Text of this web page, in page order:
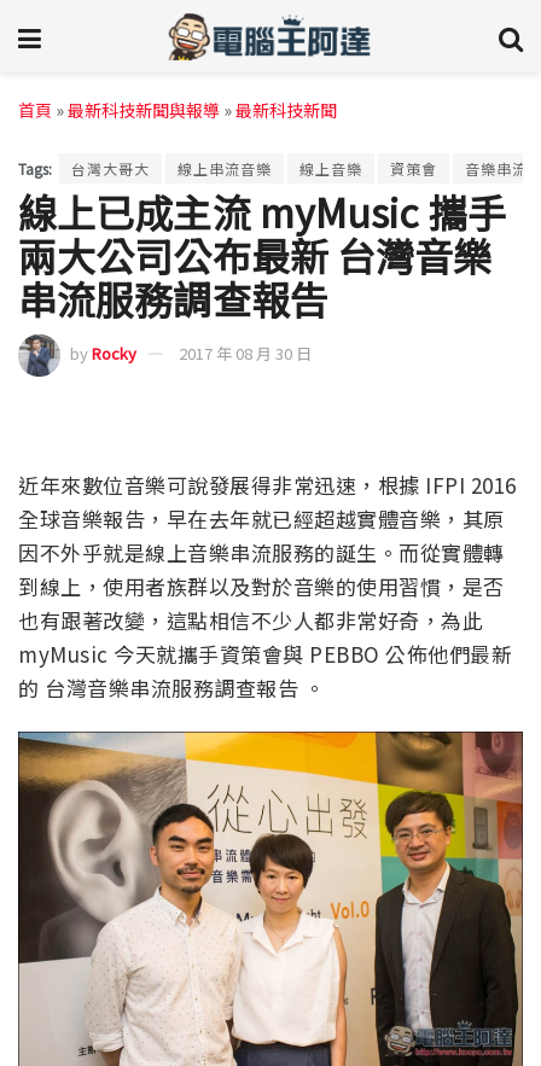
首頁 »最新科技新聞與報導 »最新科技新聞
Tags: 台灣大哥大 線上串流音樂 線上音樂 資策會 音樂串流
線上已成主流 myMusic 攜手
兩大公司公布最新 台灣音樂
串流服務調查報告
byRocky 2017 年 08 月 30 日
近年來數位音樂可說發展得非常迅速，根據 IFPI 2016
全球音樂報告，早在去年就已經超越實體音樂，其原
因不外乎就是線上音樂串流服務的誕生。而從實體轉
到線上，使用者族群以及對於音樂的使用習慣，是否
也有跟著改變，這點相信不少人都非常好奇，為此
myMusic 今天就攜手資策會與 PEBBO 公佈他們最新
的 台灣音樂串流服務調查報告 。